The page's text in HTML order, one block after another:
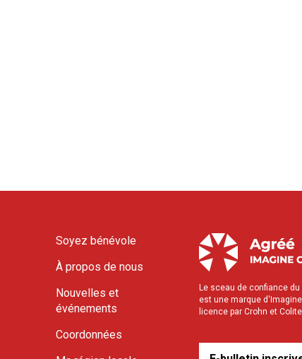
Soyez bénévole
À propos de nous
Nouvelles et
événements
Coordonnées
Le sceau de confiance
est une marque
licence par Crohn et